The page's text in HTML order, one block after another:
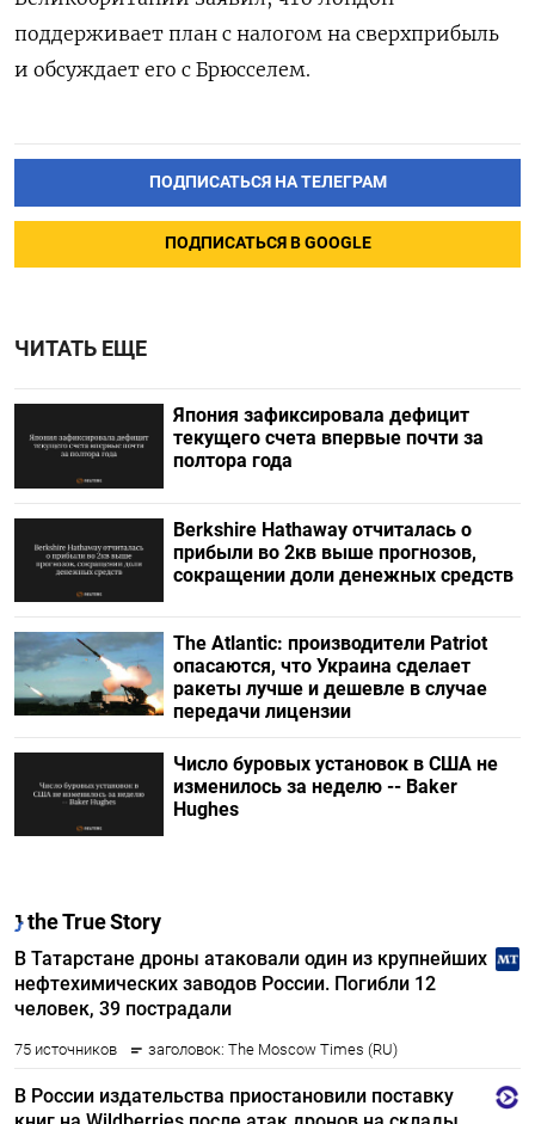
поддерживает план с налогом на сверхприбыль
и обсуждает его с Брюсселем.
ПОДПИСАТЬСЯ НА ТЕЛЕГРАМ
ПОДПИСАТЬСЯ В GOOGLE
ЧИТАТЬ ЕЩЕ
Япония зафиксировала дефицит
текущего счета впервые почти за
полтора года
Berkshire Hathaway отчиталась о
прибыли во 2кв выше прогнозов,
сокращении доли денежных средств
The Atlantic: производители Patriot
опасаются, что Украина сделает
ракеты лучше и дешевле в случае
передачи лицензии
Число буровых установок в США не
изменилось за неделю -- Baker
Hughes